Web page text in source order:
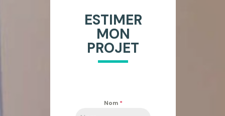
ESTIMER
MON
PROJET
Nom *